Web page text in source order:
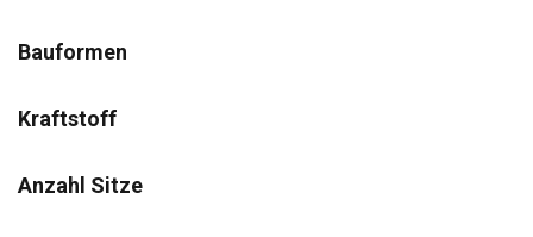
Bauformen
Kraftstoff
Anzahl Sitze